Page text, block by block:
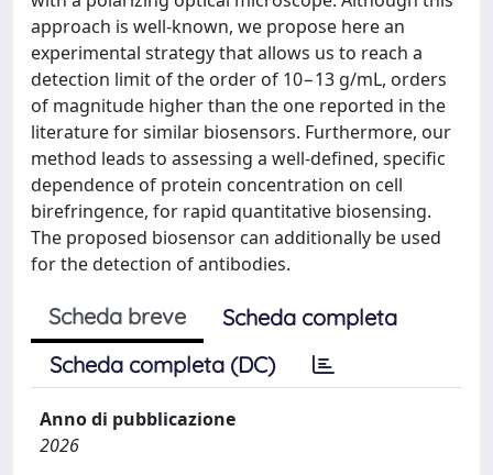
approach is well-known, we propose here an
experimental strategy that allows us to reach a
detection limit of the order of 10−13 g/mL, orders
of magnitude higher than the one reported in the
literature for similar biosensors. Furthermore, our
method leads to assessing a well-defined, specific
dependence of protein concentration on cell
birefringence, for rapid quantitative biosensing.
The proposed biosensor can additionally be used
for the detection of antibodies.
Scheda breve
Scheda completa
Scheda completa (DC)
Anno di pubblicazione
2026